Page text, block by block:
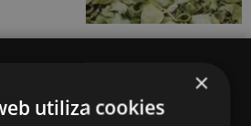
×
utiliza cookies